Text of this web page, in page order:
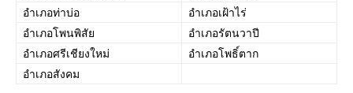
อำเภอท่าบ่อ
อำเภอเฝ้าไร่
อำเภอโพนพิสัย
อำเภอรัตนวาปี
อำเภอศรีเชียงใหม่
อำเภอโพธิ์ตาก
อำเภอสังคม